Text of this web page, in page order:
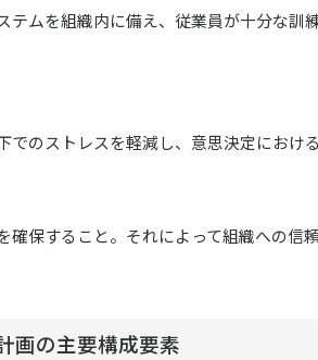
ムを組織内に備え、従業員が十分な訓
のストレスを軽減し、意思決定におけ
保すること。それによって組織への信
画の主要構成要素